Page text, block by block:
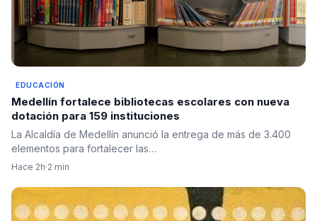
EDUCACIÓN
Medellín fortalece bibliotecas escolares con nueva
dotación para 159 instituciones
La Alcaldía de Medellín anunció la entrega de más de 3.400
elementos para fortalecer las…
Hace 2h·2 min